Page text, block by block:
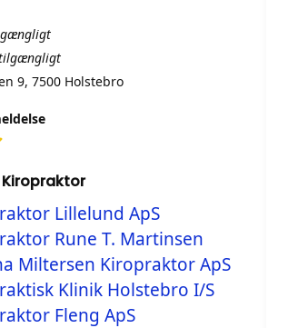
9, 7500 Holstebro
Lillelund ApS
Rune T. Martinsen
Miltersen Kiropraktor ApS
Klinik Holstebro I/S
Fleng ApS